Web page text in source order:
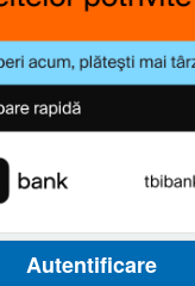
Autentificare